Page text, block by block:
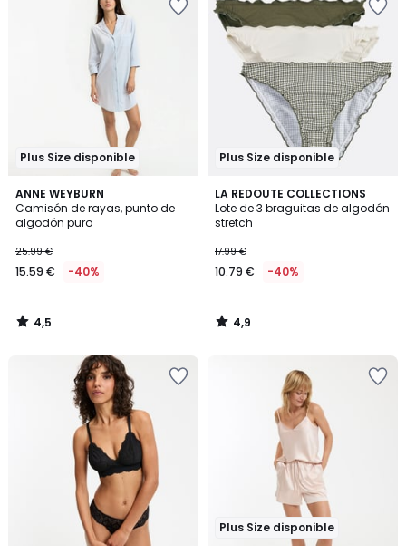
Plus Size disponible
ANNE WEYBURN
Camisón de rayas, punto de
algodón puro
25.99 €
15.59 € -40%
4,5
/ 5
4,5
/
Plus Size disponible
LA REDOUTE COLLECTIONS
Lote de 3 braguitas de algodón
stretch
17.99 €
10.79 € -40%
4,9
/ 5
4,9
/
Plus Size disponible